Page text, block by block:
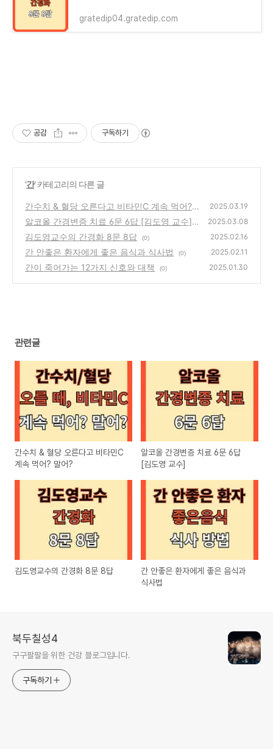
gratedip04.gratedip.com
공감 구독하기
'간' 카테고리의 다른 글
간수치 & 혈당 오른다고 비타민C 계속 먹어?
말어?
(0)
2025.03.19
알코올 간경변증 치료 6문 6답 [김도영 교수]
(0)
2025.03.08
김도영교수의 간경화 8문 8답 (0) 2025.02.16
간 안좋은 환자에게 좋은 음식과 식사법 (0) 2025.02.11
간이 죽어가는 12가지 신호와 대책 (0) 2025.01.30
관련글
간수치 & 혈당 오른다고 비타민C
계속 먹어? 말어?
알코올 간경변증 치료 6문 6답
[김도영 교수]
김도영교수의 간경화 8문 8답
간 안좋은 환자에게 좋은 음식과
식사법
북두칠성4
구구팔팔을 위한 건강 블로그입니다.
구독하기